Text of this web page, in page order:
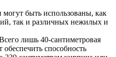
быть использованы, как
так и различных нежилых и
лишь 40-сантиметровая
обеспечить способность